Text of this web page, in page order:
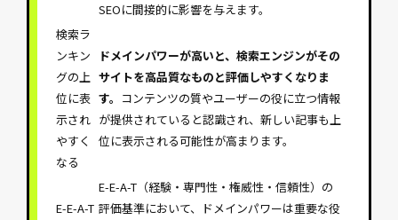
SEOに間接的に影響を与えます。
検索ラ
ンキン
グの上
位に表
示され
やすく
なる
ドメインパワーが高いと、検索エンジンがその
サイトを高品質なものと評価しやすくなりま
す。 コンテンツの質やユーザーの役に立つ情報
が提供されていると認識され、新しい記事も上
位に表示される可能性が高まります。
E-E-A-T
E-E-A-T（経験・専門性・権威性・信頼性）の
評価基準において、ドメインパワーは重要な役